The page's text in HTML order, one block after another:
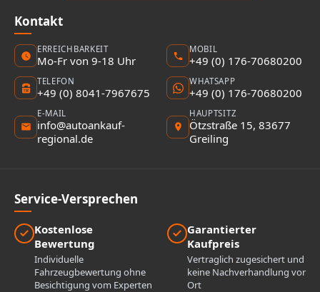
Kontakt
ERREICHBARKEIT
Mo-Fr von 9-18 Uhr
MOBIL
+49 (0) 176-70680200
TELEFON
+49 (0) 8041-7967675
WHATSAPP
+49 (0) 176-70680200
E-MAIL
info@autoankauf-
regional.de
HAUPTSITZ
Ötzstraße 15, 83677
Greiling
Service-Versprechen
Kostenlose
Bewertung
Individuelle
Fahrzeugbewertung ohne
Besichtigung vom Experten
Garantierter
Kaufpreis
Vertraglich zugesichert und
keine Nachverhandlung vor
Ort